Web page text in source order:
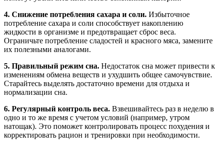
4. Снижение потребления сахара и соли. Избыточное
потребление сахара и соли способствует накоплению
жидкости в организме и предотвращает сброс веса.
Ограничьте потребление сладостей и красного мяса, замените
их полезными аналогами.
5. Правильный режим сна. Недостаток сна может привести к
изменениям обмена веществ и ухудшить общее самочувствие.
Старайтесь выделять достаточно времени для отдыха и
нормализации сна.
6. Регулярный контроль веса. Взвешивайтесь раз в неделю в
одно и то же время с учетом условий (например, утром
натощак). Это поможет контролировать процесс похудения и
корректировать рацион и тренировки при необходимости.